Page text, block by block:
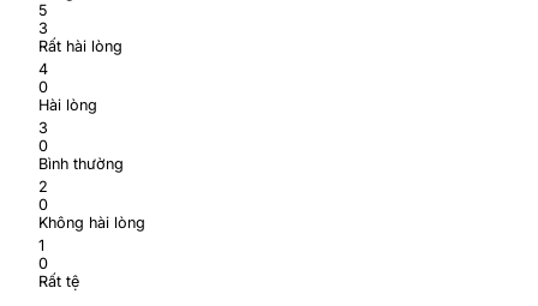
5
3
Rất hài lòng
4
0
Hài lòng
3
0
Bình thường
2
0
Không hài lòng
1
0
Rất tệ